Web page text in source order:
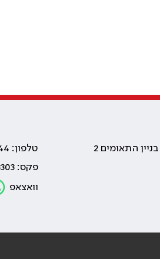
טלפון: 03-6100444
פקס: 03-5753303
וואצאפ